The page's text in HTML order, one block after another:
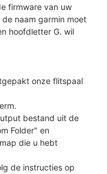
firmware van uw
naam garmin moet
hoofdletter G. wil
onze flitspaal
bestand uit de
Folder" en
die u hebt
de instructies op